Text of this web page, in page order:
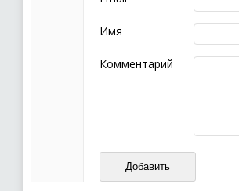
Комментарий не
эмоциональных
Не стоит
Пожалуйста, не
также призывы к
Не размещайте
И запаситесь терпением,
ваш отзыв может
Имя
Комментарий